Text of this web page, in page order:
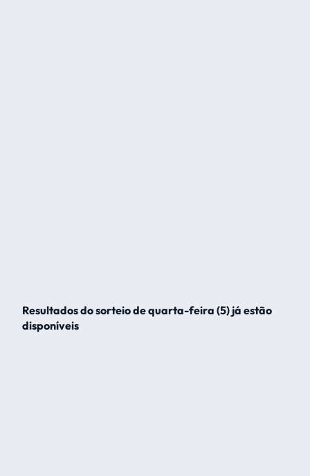
Resultados do sorteio de quarta-feira (5) já estão
disponíveis